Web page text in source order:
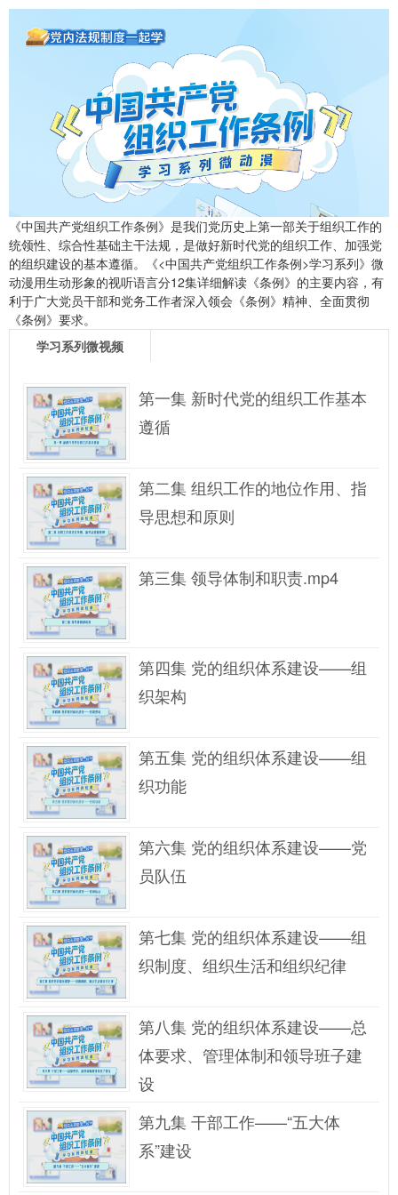
《中国共产党组织工作条例》是我们党历史上第一部关于组织工作的
统领性、综合性基础主干法规，是做好新时代党的组织工作、加强党
的组织建设的基本遵循。《<中国共产党组织工作条例>学习系列》微
动漫用生动形象的视听语言分12集详细解读《条例》的主要内容，有
利于广大党员干部和党务工作者深入领会《条例》精神、全面贯彻
《条例》要求。
学习系列微视频
第一集 新时代党的组织工作基本
遵循
第二集 组织工作的地位作用、指
导思想和原则
第三集 领导体制和职责.mp4
第四集 党的组织体系建设——组
织架构
第五集 党的组织体系建设——组
织功能
第六集 党的组织体系建设——党
员队伍
第七集 党的组织体系建设——组
织制度、组织生活和组织纪律
第八集 党的组织体系建设——总
体要求、管理体制和领导班子建
设
第九集 干部工作——“五大体
系”建设